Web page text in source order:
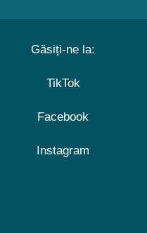
Găsiți-ne la:
TikTok
Facebook
Instagram